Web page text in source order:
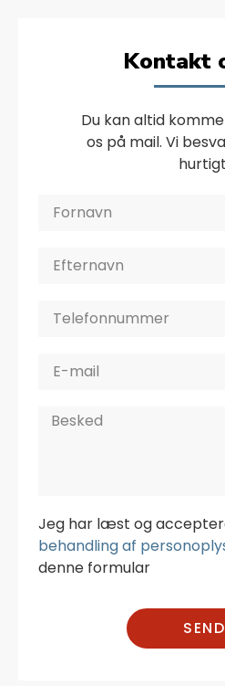
Kontakt
Du kan altid
os på mail. Vi
Jeg har læst og
behandling af
denne formular
SEND